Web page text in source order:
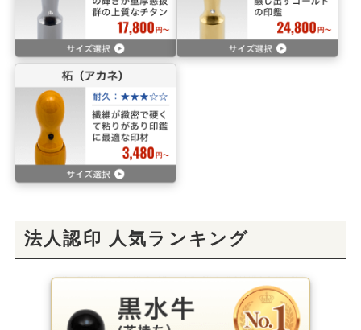
法人認印 人気ランキング